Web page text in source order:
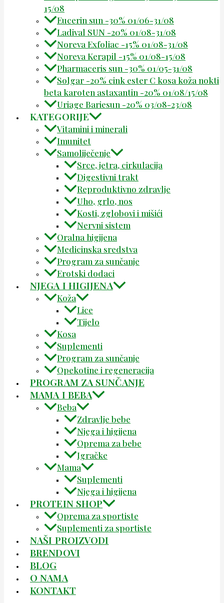
15/08
Eucerin sun -30% 01/06-31/08
Ladival SUN -20% 01/08-31/08
Noreva Exfoliac -15% 01/08-31/08
Noreva Kerapil -15% 01/08-15/08
Pharmaceris sun -30% 01/05-31/08
Solgar -20% cink ester C kosa koža nokti
beta karoten astaxantin -20% 01/08/15/08
Uriage Bariesun -20% 03/08-23/08
KATEGORIJE
Vitamini i minerali
Imunitet
Samoliječenje
Srce, jetra, cirkulacija
Digestivni trakt
Reproduktivno zdravlje
Uho, grlo, nos
Kosti, zglobovi i mišići
Nervni sistem
Oralna higijena
Medicinska sredstva
Program za sunčanje
Erotski dodaci
NJEGA I HIGIJENA
Koža
Lice
Tijelo
Kosa
Suplementi
Program za sunčanje
Opekotine i regeneracija
PROGRAM ZA SUNČANJE
MAMA I BEBA
Beba
Zdravlje bebe
Njega i higijena
Oprema za bebe
Igračke
Mama
Suplementi
Njega i higijena
PROTEIN SHOP
Oprema za sportiste
Suplementi za sportiste
NAŠI PROIZVODI
BRENDOVI
BLOG
O NAMA
KONTAKT